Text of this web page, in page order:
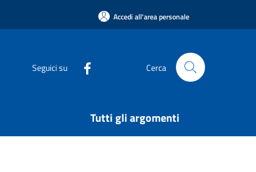
Accedi all'area personale
Seguici su Cerca
Tutti gli argomenti